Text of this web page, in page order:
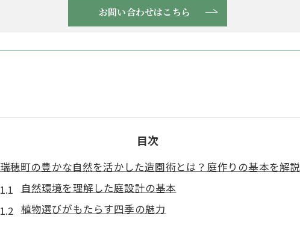
お問い合わせはこちら
目次
瑞穂町の豊かな自然を活かした造園術とは？庭作りの基本を解説
自然環境を理解した庭設計の基本
植物選びがもたらす四季の魅力